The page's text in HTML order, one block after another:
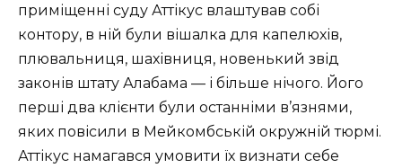
приміщенні суду Аттікус влаштував собі
контору, в ній були вішалка для капелюхів,
плювальниця, шахівниця, новенький звід
законів штату Алабама — і більше нічого. Його
перші два клієнти були останніми в’язнями,
яких повісили в Мейкомбській окружній тюрмі.
Аттікус намагався умовити їх визнати себе